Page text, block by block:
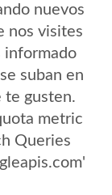
nuevos
nos visites
informado
suban en
te gusten.
metric
Queries